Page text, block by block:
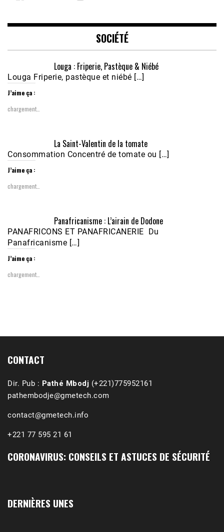
EMBED
Nobana (Podologue)
Feb 24, 2021 • 28mn
SOCIÉTÉ
Louga : Friperie, Pastèque & Niébé
Louga Friperie, pastèque et niébé […]
J’aime ça :
chargement…
La Saint-Valentin de la tomate
Consommation Concentré de tomate ou […]
J’aime ça :
chargement…
Panafricanisme : L’airain de Dodone
PANAFRICONS ET PANAFRICANERIE Du
Panafricanisme […]
J’aime ça :
chargement…
CONTACT
Dir. Pub : Pathé Mbodj (+221)775952161
pathembodje@gmetech.com
contact@gmetech.info
+221 77 595 21 61
CORONAVIRUS: CONSEILS ET ASTUCES DE SÉCURITÉ
DERNIÈRES UNES